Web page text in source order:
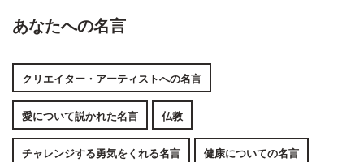
あなたへの名言
クリエイター・アーティストへの名言
愛について説かれた名言 仏教
チャレンジする勇気をくれる名言 健康についての名言